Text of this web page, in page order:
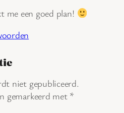
me een goed plan!
niet gepubliceerd.
gemarkeerd met *